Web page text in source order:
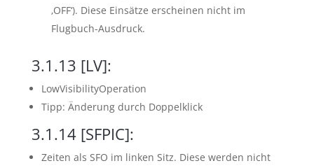
‚OFF‘). Diese Einsätze erscheinen nicht im
Flugbuch-Ausdruck.
3.1.13 [LV]:
LowVisibilityOperation
Tipp: Änderung durch Doppelklick
3.1.14[SFPIC]:
Zeiten als SFO im linken Sitz. Diese werden nicht